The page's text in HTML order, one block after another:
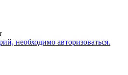
необходимо авторизоваться.